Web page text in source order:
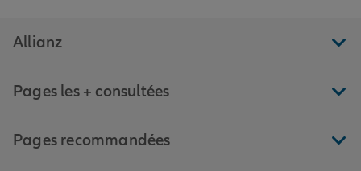
Allianz
Pages les + consultées
Pages recommandées